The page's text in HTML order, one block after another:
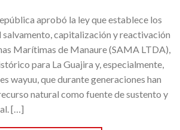
aprobó la ley que establece los
salvamento, capitalización y reactivación
Marítimas de Manaure (SAMA LTDA),
para La Guajira y, especialmente,
wayuu, que durante generaciones han
natural como fuente de sustento y
[…]